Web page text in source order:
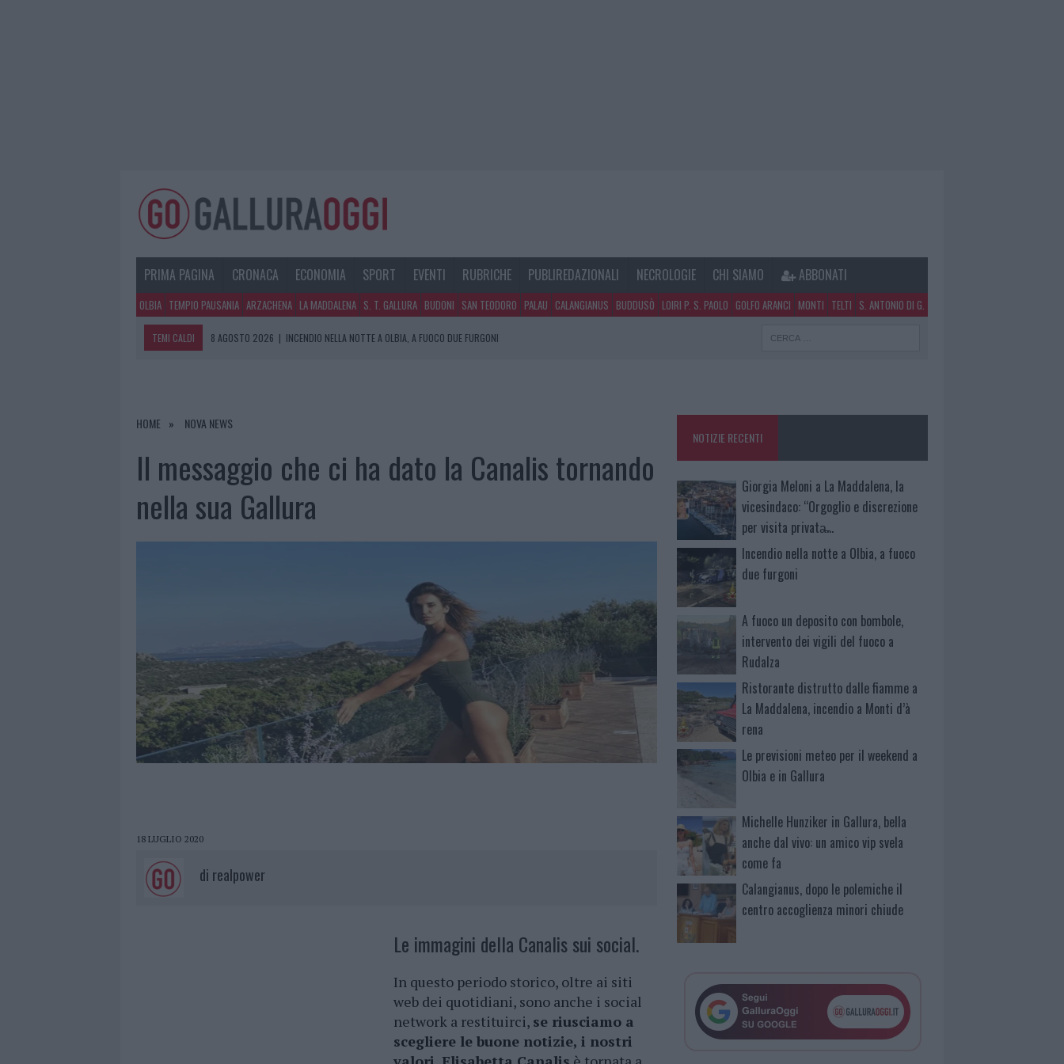
PRIMA PAGINA CRONACA ECONOMIA SPORT EVENTI RUBRICHE PUBLIREDAZIONALI NECROLOGIE CHI SIAMO ABBONATI
OLBIA TEMPIO PAUSANIA ARZACHENA LA MADDALENA S. T. GALLURA BUDONI SAN TEODORO PALAU CALANGIANUS BUDDUSÒ LOIRI P. S. PAOLO GOLFO ARANCI MONTI TELTI S. ANTONIO DI G.
TEMI CALDI 8 AGOSTO 2026 | INCENDIO NELLA NOTTE A OLBIA, A FUOCO DUE FURGONI
7 AGOSTO 2026 | LE PREVISIONI METEO PER IL WEEKEND A OLBIA E IN GALLURA
HOME NOVA NEWS
Il messaggio che ci ha dato la Canalis tornando
nella sua Gallura
18 LUGLIO 2020
di realpower
Le immagini della Canalis sui social.
In questo periodo storico, oltre ai siti
web dei quotidiani, sono anche i social
network a restituirci, se riusciamo a
scegliere le buone notizie, i nostri
NOTIZIE RECENTI
Giorgia Meloni a La Maddalena, la
vicesindaco: “Orgoglio e discrezione
per visita privata̶…
Incendio nella notte a Olbia, a fuoco
due furgoni
A fuoco un deposito con bombole,
intervento dei vigili del fuoco a
Rudalza
Ristorante distrutto dalle fiamme a
La Maddalena, incendio a Monti d’à
rena
Le previsioni meteo per il weekend a
Olbia e in Gallura
Michelle Hunziker in Gallura, bella
anche dal vivo: un amico vip svela
come fa
Calangianus, dopo le polemiche il
centro accoglienza minori chiude